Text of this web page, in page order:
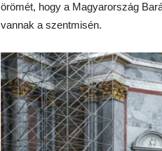
örömét, hogy a Magyarország
vannak a szentmisén.